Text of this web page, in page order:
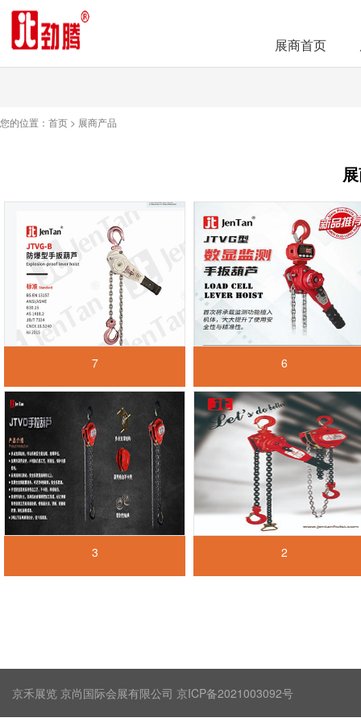
展商首页
您的位置： 首页 > 展商产品
7 6
3 2
京禾展览 京尚国际会展有限公司 京ICP备2021003092号